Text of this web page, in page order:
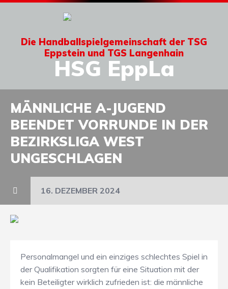
Die Handballspielgemeinschaft der TSG
Eppstein und TGS Langenhain
HSG EppLa
MÄNNLICHE A-JUGEND
BEENDET VORRUNDE IN DER
BEZIRKSLIGA WEST
UNGESCHLAGEN
16. DEZEMBER 2024
Personalmangel und ein einziges schlechtes Spiel in
der Qualifikation sorgten für eine Situation mit der
kein Beteiligter wirklich zufrieden ist: die männliche